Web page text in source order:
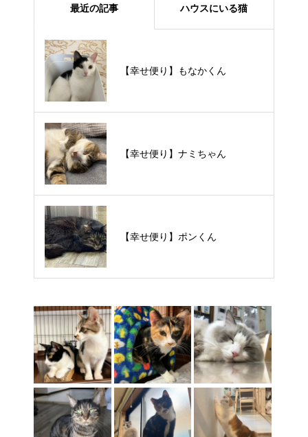
最近の記事 ハウスにいる猫
【幸せ便り】もなかくん
【幸せ便り】ナミちゃん
【幸せ便り】ポンくん
【里親様募集中】メメちゃん
【里親様募集中】スンスンちゃん
【里親様募集中】タルトくん